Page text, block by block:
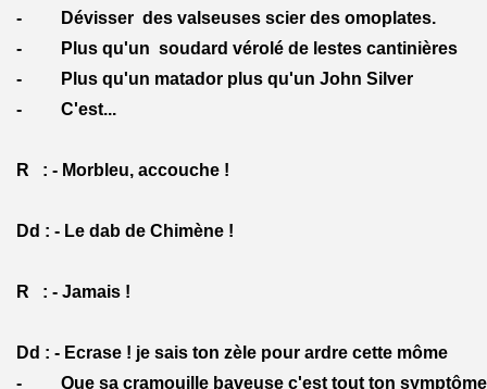
- Dévisser des valseuses scier des omoplates.
- Plus qu'un soudard vérolé de lestes cantinières
- Plus qu'un matador plus qu'un John Silver
- C'est...
R : - Morbleu, accouche !
Dd : - Le dab de Chimène !
R : - Jamais !
Dd : - Ecrase ! je sais ton zèle pour ardre cette môme
- Que sa cramouille baveuse c'est tout ton